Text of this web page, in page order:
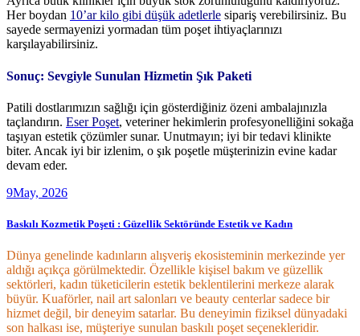
Her boydan 10’ar kilo gibi düşük adetlerle sipariş verebilirsiniz. Bu
sayede sermayenizi yormadan tüm poşet ihtiyaçlarınızı
karşılayabilirsiniz.
Sonuç: Sevgiyle Sunulan Hizmetin Şık Paketi
Patili dostlarımızın sağlığı için gösterdiğiniz özeni ambalajınızla
taçlandırın. Eser Poşet, veteriner hekimlerin profesyonelliğini sokağa
taşıyan estetik çözümler sunar. Unutmayın; iyi bir tedavi klinikte
biter. Ancak iyi bir izlenim, o şık poşetle müşterinizin evine kadar
devam eder.
9May, 2026
Baskılı Kozmetik Poşeti : Güzellik Sektöründe Estetik ve Kadın
Dünya genelinde kadınların alışveriş ekosisteminin merkezinde yer
aldığı açıkça görülmektedir. Özellikle kişisel bakım ve güzellik
sektörleri, kadın tüketicilerin estetik beklentilerini merkeze alarak
büyür. Kuaförler, nail art salonları ve beauty centerlar sadece bir
hizmet değil, bir deneyim satarlar. Bu deneyimin fiziksel dünyadaki
son halkası ise, müşteriye sunulan baskılı poşet seçenekleridir.